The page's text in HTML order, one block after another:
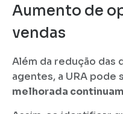
Aumento de
vendas
Além da redução das
agentes, a URA pode
melhorada